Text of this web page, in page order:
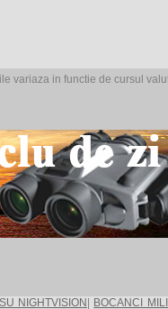
variaza in functie de cursul
NIGHTVISION BOCANCI